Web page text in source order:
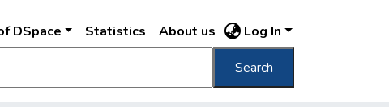
DSpace Statistics About us Log In
Search